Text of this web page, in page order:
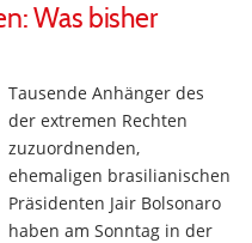
Was bisher
Tausende Anhänger des
der extremen Rechten
zuzuordnenden,
ehemaligen brasilianischen
Präsidenten Jair Bolsonaro
haben am Sonntag in der